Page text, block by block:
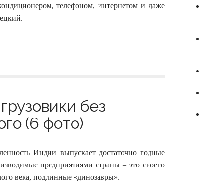
телефоном, интернетом и даже
без
(6 фото)
Индии выпускает достаточно годные
предприятиями страны – это своего
века, подлинные «динозавры».